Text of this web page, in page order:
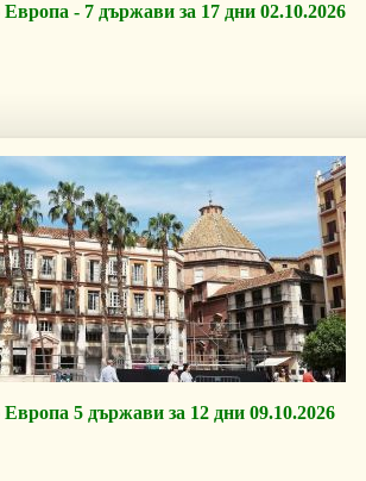
- 7 държави за 17 дни 02.10.2026
5 държави за 12 дни 09.10.2026